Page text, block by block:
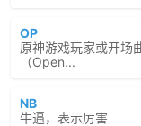
OP
原神游戏玩家或开场
（Open...
NB
牛逼，表示厉害